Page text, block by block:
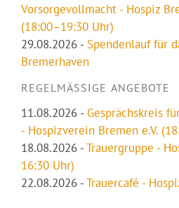
Vorsorgevollmacht - Hospiz
(18:00–19:30 Uhr)
29.08.2026- Spendenlauf für
Bremerhaven
REGELMÄSSIGE ANGEBOTE
11.08.2026- Gesprächskreis
- Hospizverein Bremen e.V.
18.08.2026-Trauergruppe -
16:30 Uhr)
22.08.2026-Trauercafé -